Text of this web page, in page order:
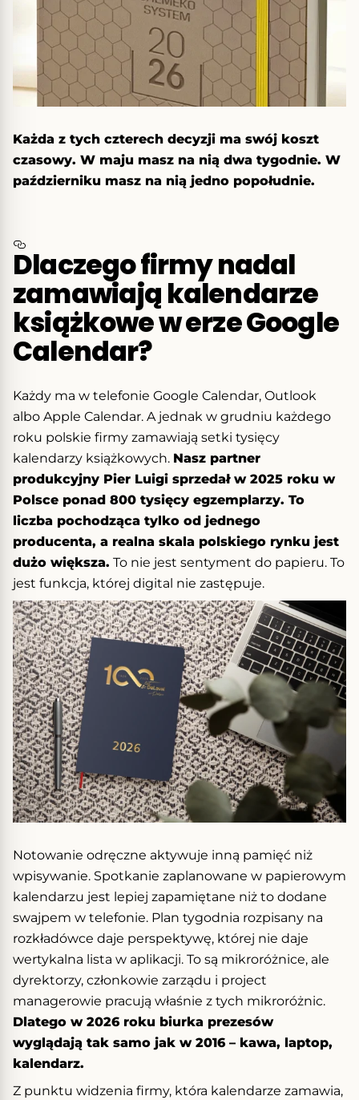
Każda z tych czterech decyzji ma swój koszt
czasowy. W maju masz na nią dwa tygodnie. W
październiku masz na nią jedno popołudnie.
Dlaczego firmy nadal
zamawiają kalendarze
książkowe w erze Google
Calendar?
Każdy ma w telefonie Google Calendar, Outlook
albo Apple Calendar. A jednak w grudniu każdego
roku polskie firmy zamawiają setki tysięcy
kalendarzy książkowych. Nasz partner
produkcyjny Pier Luigi sprzedał w 2025 roku w
Polsce ponad 800 tysięcy egzemplarzy. To
liczba pochodząca tylko od jednego
producenta, a realna skala polskiego rynku jest
dużo większa. To nie jest sentyment do papieru. To
jest funkcja, której digital nie zastępuje.
Notowanie odręczne aktywuje inną pamięć niż
wpisywanie. Spotkanie zaplanowane w papierowym
kalendarzu jest lepiej zapamiętane niż to dodane
swajpem w telefonie. Plan tygodnia rozpisany na
rozkładówce daje perspektywę, której nie daje
wertykalna lista w aplikacji. To są mikroróżnice, ale
dyrektorzy, członkowie zarządu i project
managerowie pracują właśnie z tych mikroróżnic.
Dlatego w 2026 roku biurka prezesów
wyglądają tak samo jak w 2016 – kawa, laptop,
kalendarz.
Z punktu widzenia firmy, która kalendarze zamawia,